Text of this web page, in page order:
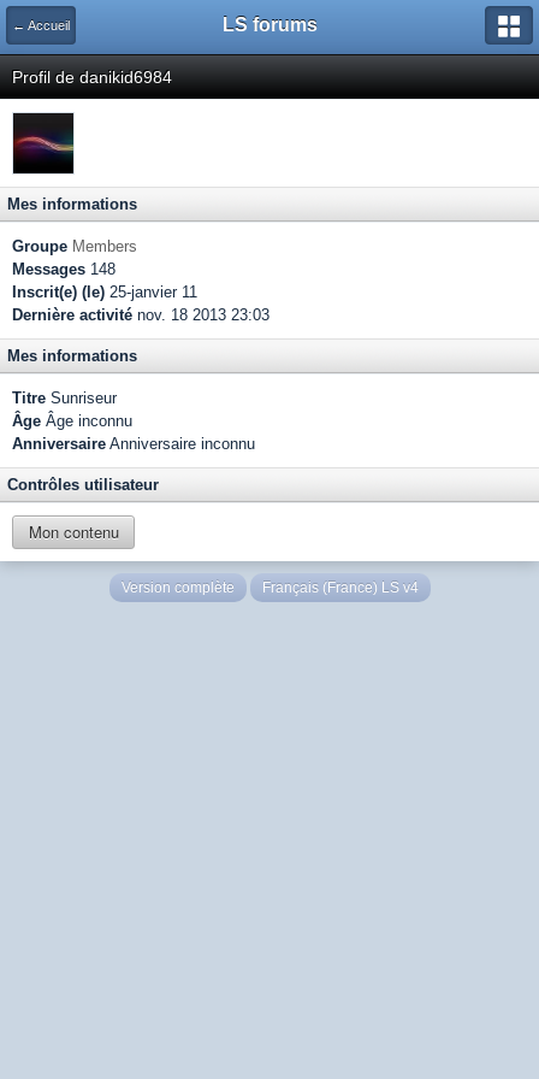
← Accueil LS forums
Profil de danikid6984
Mes informations
Groupe Members
Messages 148
Inscrit(e) (le) 25-janvier 11
Dernière activité nov. 18 2013 23:03
Mes informations
Titre Sunriseur
Âge Âge inconnu
Anniversaire Anniversaire inconnu
Contrôles utilisateur
Mon contenu
Version complète Français (France) LS v4